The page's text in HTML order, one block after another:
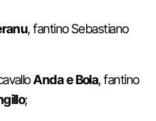
, fantino Sebastiano
Anda e Bola, fantino
;